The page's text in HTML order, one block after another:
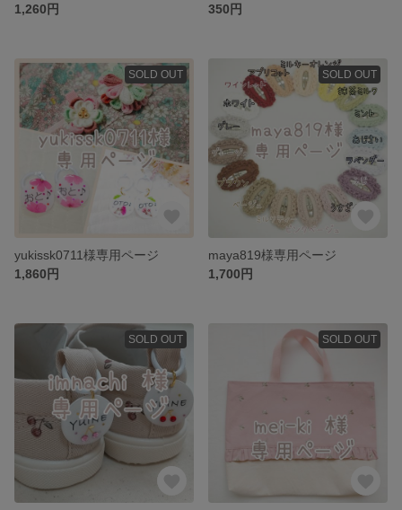
1,260円
350円
SOLD OUT
yukissk0711様専用ページ
1,860円
SOLD OUT
maya819様専用ページ
1,700円
SOLD OUT SOLD OUT